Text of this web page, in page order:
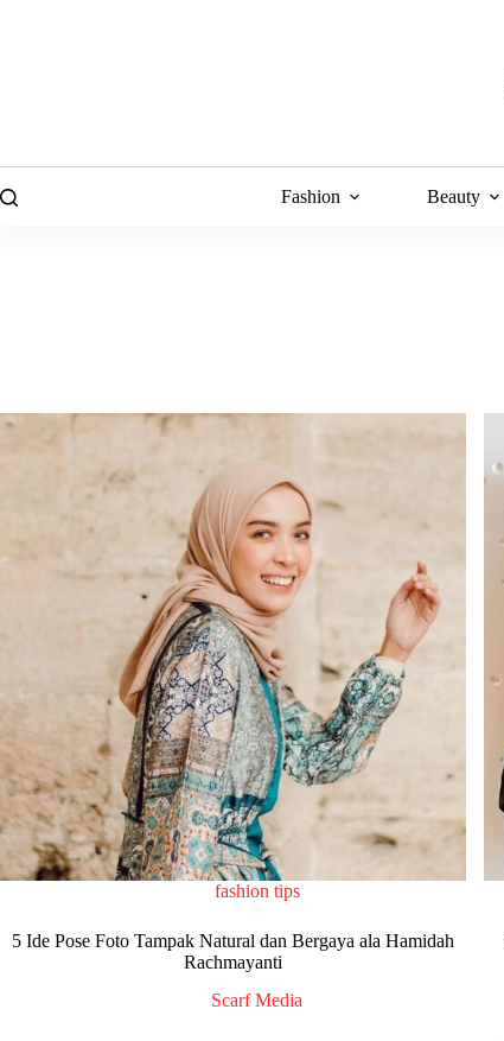
Fashion Beauty
fashion tips
5 Ide Pose Foto Tampak Natural dan Bergaya ala Hamidah
Rachmayanti
Scarf Media